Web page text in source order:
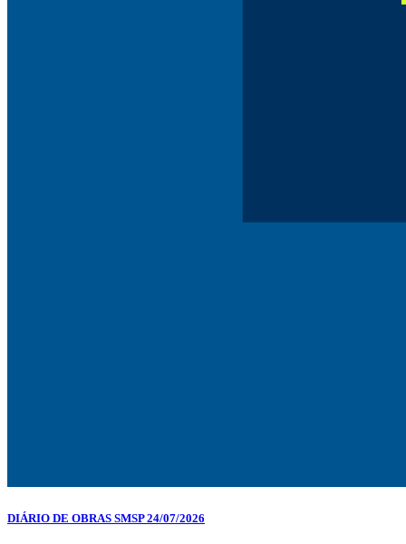
DIÁRIO DE OBRAS SMSP 24/07/2026